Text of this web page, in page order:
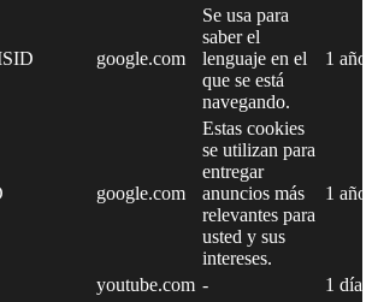
google.com
Se usa para
saber el
lenguaje en el
que se está
navegando.
1 año
google.com
Estas cookies
se utilizan para
entregar
anuncios más
relevantes para
usted y sus
intereses.
1 año
youtube.com - 1 día